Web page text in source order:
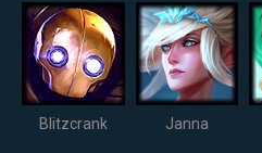
Blitzcrank Janna